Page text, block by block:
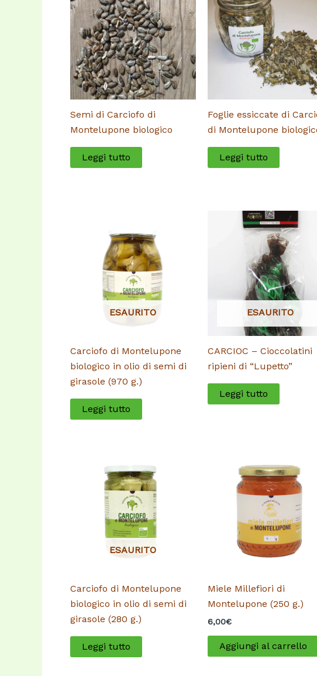
Semi di Carciofo di
Montelupone biologico
Leggi tutto
Foglie essiccate di
di Montelupone
Leggi tutto
ESAURITO
Carciofo di Montelupone
biologico in olio di semi di
girasole (970 g.)
Leggi tutto
ESAURITO
CARCIOC – Cioccolatini
ripieni di “Lupetto”
Leggi tutto
ESAURITO
Carciofo di Montelupone
biologico in olio di semi di
girasole (280 g.)
Leggi tutto
Miele Millefiori di
Montelupone (250 g.)
6,00€
Aggiungi al carrello